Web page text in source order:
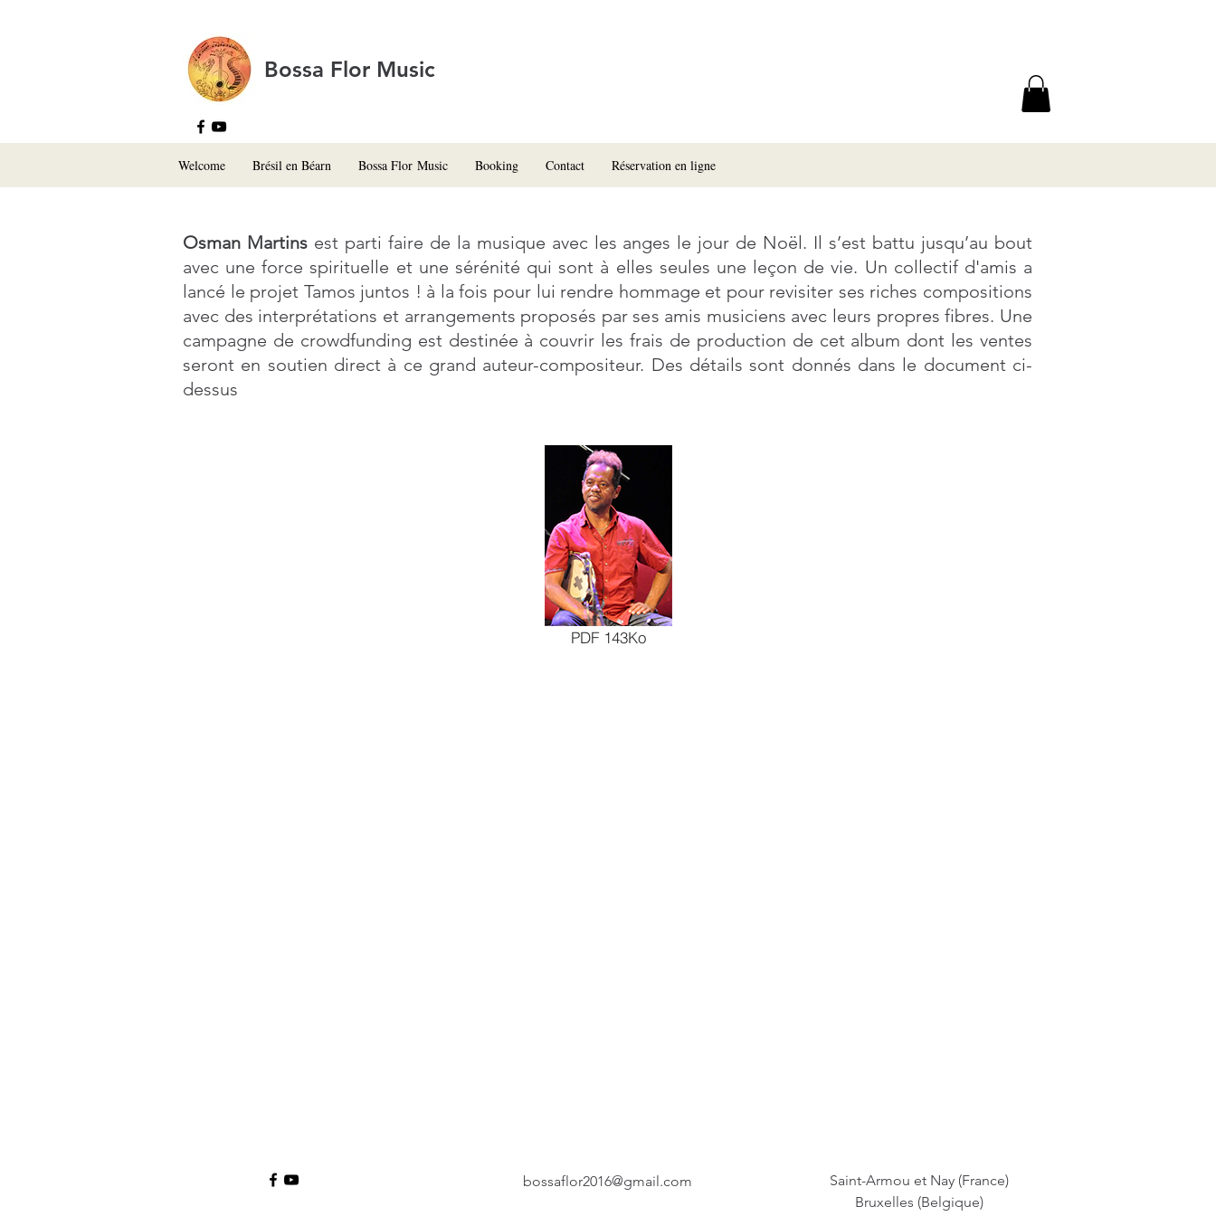
Bossa Flor Music
Welcome Brésil en Béarn Bossa Flor Music Booking Contact Réservation en ligne
Osman Martins est parti faire de la musique avec les anges le jour de Noël. Il s’est battu jusqu’au bout
avec une force spirituelle et une sérénité qui sont à elles seules une leçon de vie. Un collectif d'amis a
lancé le projet Tamos juntos ! à la fois pour lui rendre hommage et pour revisiter ses riches compositions
avec des interprétations et arrangements proposés par ses amis musiciens avec leurs propres fibres. Une
campagne de crowdfunding est destinée à couvrir les frais de production de cet album dont les ventes
seront en soutien direct à ce grand auteur-compositeur. Des détails sont donnés dans le document ci-
dessus
PDF 143Ko
bossaflor2016@gmail.com
Saint-Armou et Nay (France)
Bruxelles (Belgique)